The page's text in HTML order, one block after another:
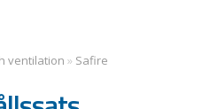
ventilation » Safire